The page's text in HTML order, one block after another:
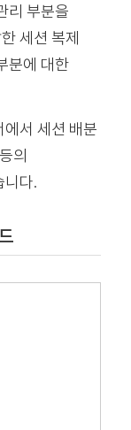
리 부분을
세션 복제
분에 대한
서 세션 배분
의
니다.